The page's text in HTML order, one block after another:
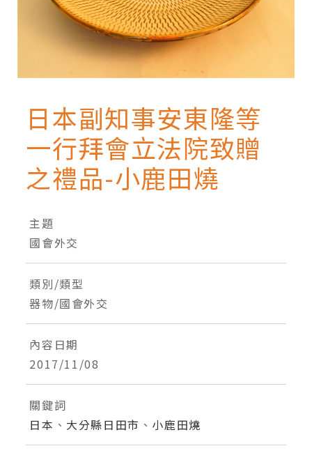
日本副知事安東隆等
一行拜會立法院致贈
之禮品-小鹿田燒
主題
國會外交
類別/類型
器物/國會外交
內容日期
2017/11/08
關鍵詞
日本 、 大分縣日田市 、 小鹿田燒